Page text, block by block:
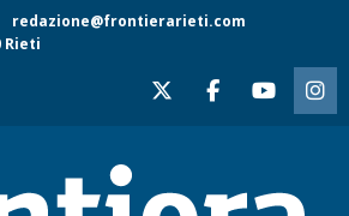
redazione@frontierarieti.com
Rieti